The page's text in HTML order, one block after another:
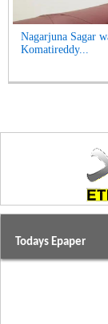
Nagarjuna Sagar
Komatireddy...
Todays Epaper